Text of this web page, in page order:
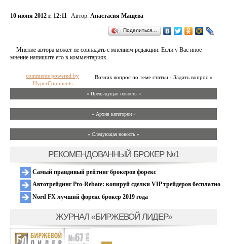
10 июня 2012 г. 12:11 Автор: Анастасия Мащева
Поделиться…
Мнение автора может не совпадать с мнением редакции. Если у Вас иное
мнение напишите его в комментариях.
Возник вопрос по теме статьи - Задать вопрос »
comments powered by
HyperComments
« Предыдущая новость «
» Архив категории «
» Следующая новость »
РЕКОМЕНДОВАННЫЙ БРОКЕР №1
Самый правдивый рейтинг брокеров форекс
Автотрейдинг Pro-Rebate: копируй сделки VIP трейдеров бесплатно
Nord FX лучший форекс брокер 2019 года
ЖУРНАЛ «БИРЖЕВОЙ ЛИДЕР»